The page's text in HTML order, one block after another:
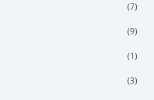
(7)
(9)
(1)
(3)